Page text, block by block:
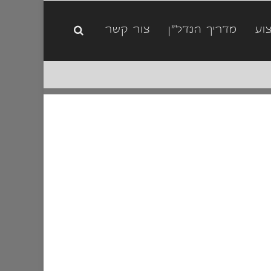
מדריך הנדל"ן צור קשר